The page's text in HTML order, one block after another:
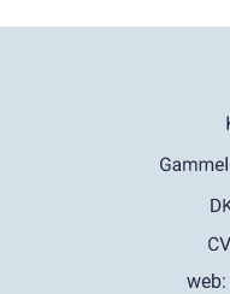
web: